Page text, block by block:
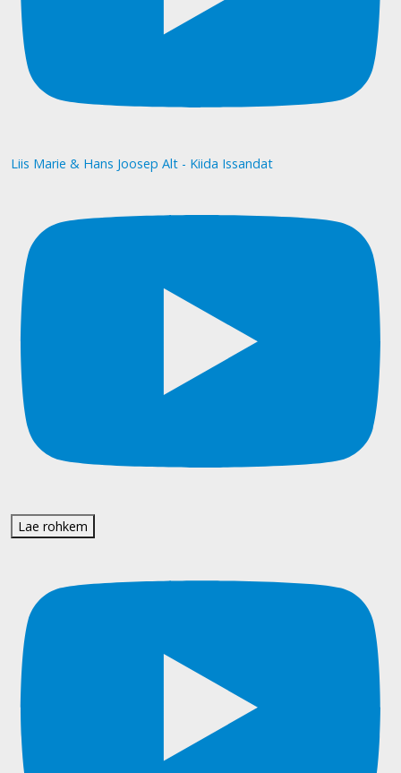
Liis Marie & Hans Joosep Alt - Kiida Issandat
Lae rohkem